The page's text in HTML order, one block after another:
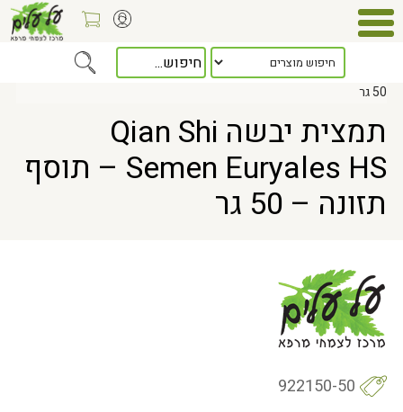
> תמצית יבשה Qian Shi Semen Euryales HS – תוסף תזונה –
50 גר
תמצית יבשה Qian Shi
Semen Euryales HS – תוסף
תזונה – 50 גר
922150-50